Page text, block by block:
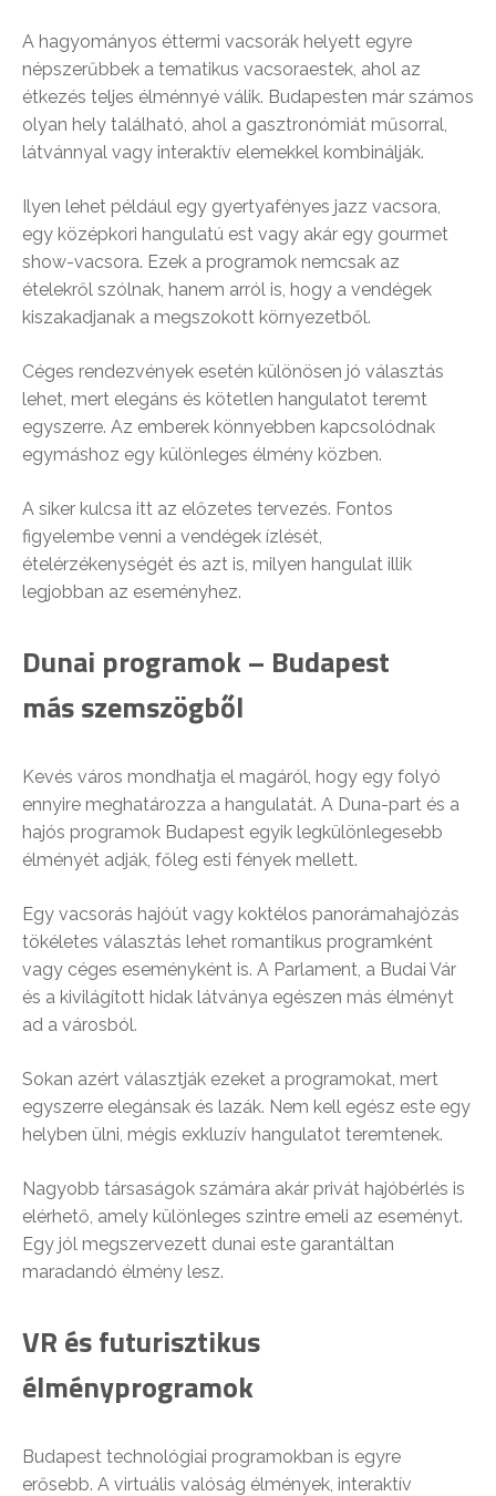
A hagyományos éttermi vacsorák helyett egyre
népszerűbbek a tematikus vacsoraestek, ahol az
étkezés teljes élménnyé válik. Budapesten már számos
olyan hely található, ahol a gasztronómiát műsorral,
látvánnyal vagy interaktív elemekkel kombinálják.
Ilyen lehet például egy gyertyafényes jazz vacsora,
egy középkori hangulatú est vagy akár egy gourmet
show-vacsora. Ezek a programok nemcsak az
ételekről szólnak, hanem arról is, hogy a vendégek
kiszakadjanak a megszokott környezetből.
Céges rendezvények esetén különösen jó választás
lehet, mert elegáns és kötetlen hangulatot teremt
egyszerre. Az emberek könnyebben kapcsolódnak
egymáshoz egy különleges élmény közben.
A siker kulcsa itt az előzetes tervezés. Fontos
figyelembe venni a vendégek ízlését,
ételérzékenységét és azt is, milyen hangulat illik
legjobban az eseményhez.
Dunai programok – Budapest
más szemszögből
Kevés város mondhatja el magáról, hogy egy folyó
ennyire meghatározza a hangulatát. A Duna-part és a
hajós programok Budapest egyik legkülönlegesebb
élményét adják, főleg esti fények mellett.
Egy vacsorás hajóút vagy koktélos panorámahajózás
tökéletes választás lehet romantikus programként
vagy céges eseményként is. A Parlament, a Budai Vár
és a kivilágított hidak látványa egészen más élményt
ad a városból.
Sokan azért választják ezeket a programokat, mert
egyszerre elegánsak és lazák. Nem kell egész este egy
helyben ülni, mégis exkluzív hangulatot teremtenek.
Nagyobb társaságok számára akár privát hajóbérlés is
elérhető, amely különleges szintre emeli az eseményt.
Egy jól megszervezett dunai este garantáltan
maradandó élmény lesz.
VR és futurisztikus
élményprogramok
Budapest technológiai programokban is egyre
erősebb. A virtuális valóság élmények, interaktív